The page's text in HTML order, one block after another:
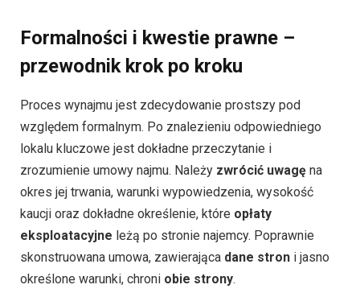
Formalności i kwestie prawne –
przewodnik krok po kroku
Proces wynajmu jest zdecydowanie prostszy pod
względem formalnym. Po znalezieniu odpowiedniego
lokalu kluczowe jest dokładne przeczytanie i
zrozumienie umowy najmu. Należy zwrócić uwagę na
okres jej trwania, warunki wypowiedzenia, wysokość
kaucji oraz dokładne określenie, które opłaty
eksploatacyjne leżą po stronie najemcy. Poprawnie
skonstruowana umowa, zawierająca dane stron i jasno
określone warunki, chroni obie strony.